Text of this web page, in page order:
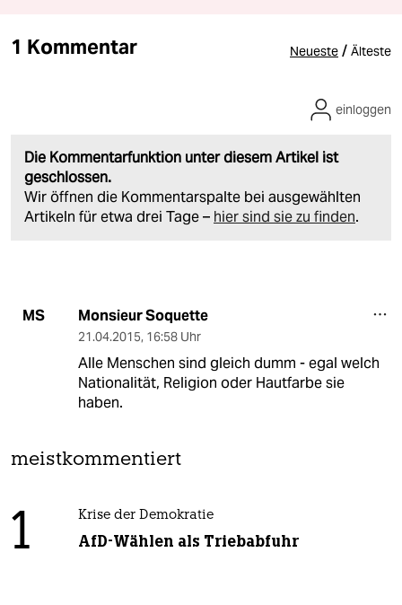
1 Kommentar Neueste / Älteste
Die Kommentarfunktion unter diesem Artikel ist
geschlossen.
Wir öffnen die Kommentarspalte bei ausgewählten
Artikeln für etwa drei Tage – hier sind sie zu finden.
einloggen
MS Monsieur Soquette
21.04.2015, 16:58 Uhr
Alle Menschen sind gleich dumm - egal welch
Nationalität, Religion oder Hautfarbe sie
haben.
meistkommentiert
1 Krise der Demokratie
AfD-Wählen als Triebabfuhr